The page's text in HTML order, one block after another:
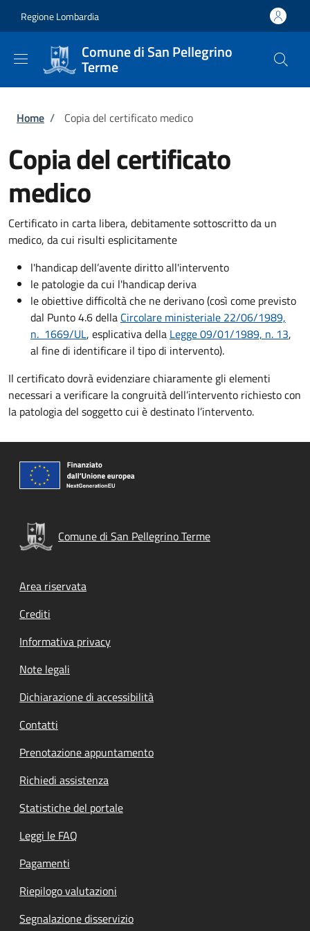
Regione Lombardia
Comune di San Pellegrino
Terme
Briciole di pane
Home / Copia del certificato medico
Copia del certificato
medico
Certificato in carta libera, debitamente sottoscritto da un
medico, da cui risulti esplicitamente
l'handicap dell’avente diritto all'intervento
le patologie da cui l'handicap deriva
le obiettive difficoltà che ne derivano (così come previsto
dal Punto 4.6 della Circolare ministeriale 22/06/1989,
n. 1669/UL, esplicativa della Legge 09/01/1989, n. 13,
al fine di identificare il tipo di intervento).
Il certificato dovrà evidenziare chiaramente gli elementi
necessari a verificare la congruità dell’intervento richiesto con
la patologia del soggetto cui è destinato l’intervento.
Comune di San Pellegrino Terme
Footer menu
Area riservata
Crediti
Informativa privacy
Note legali
Dichiarazione di accessibilità
Contatti
Prenotazione appuntamento
Richiedi assistenza
Statistiche del portale
Leggi le FAQ
Pagamenti
Riepilogo valutazioni
Segnalazione disservizio